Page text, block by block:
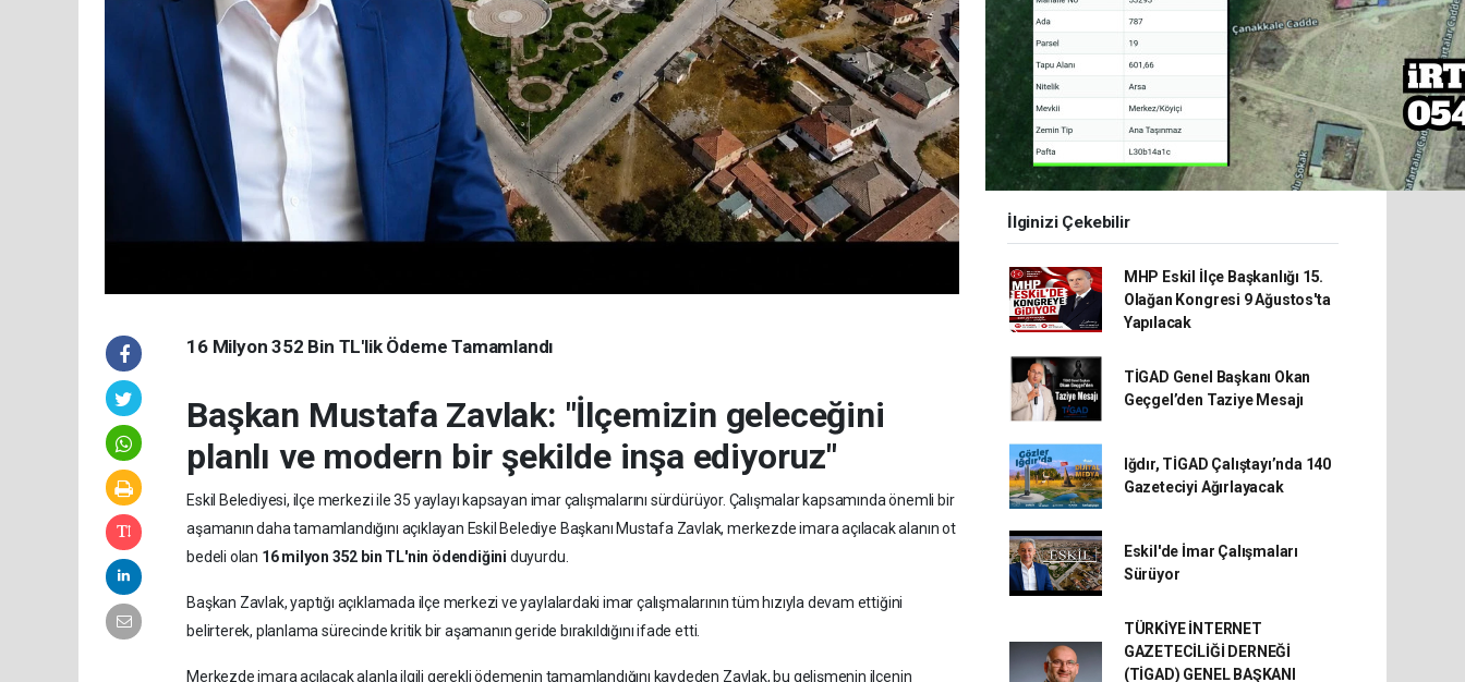
16 Milyon 352 Bin TL'lik Ödeme Tamamlandı
Başkan Mustafa Zavlak: "İlçemizin geleceğini
planlı ve modern bir şekilde inşa ediyoruz"
Eskil Belediyesi, ilçe merkezi ile 35 yaylayı kapsayan imar çalışmalarını sürdürüyor. Çalışmalar kapsamında önemli bir
aşamanın daha tamamlandığını açıklayan Eskil Belediye Başkanı Mustafa Zavlak, merkezde imara açılacak alanın ot
bedeli olan 16 milyon 352 bin TL'nin ödendiğini duyurdu.
Başkan Zavlak, yaptığı açıklamada ilçe merkezi ve yaylalardaki imar çalışmalarının tüm hızıyla devam ettiğini
belirterek, planlama sürecinde kritik bir aşamanın geride bırakıldığını ifade etti.
Merkezde imara açılacak alanla ilgili gerekli ödemenin tamamlandığını kaydeden Zavlak, bu gelişmenin ilçenin
İlginizi Çekebilir
MHP Eskil İlçe Başkanlığı 15.
Olağan Kongresi 9 Ağustos'ta
Yapılacak
TİGAD Genel Başkanı Okan
Geçgel’den Taziye Mesajı
Iğdır, TİGAD Çalıştayı’nda 140
Gazeteciyi Ağırlayacak
Eskil'de İmar Çalışmaları
Sürüyor
TÜRKİYE İNTERNET
GAZETECİLİĞİ DERNEĞİ
(TİGAD) GENEL BAŞKANI